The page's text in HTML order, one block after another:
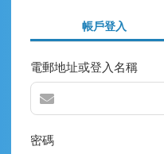
帳戶登入
電郵地址或登入名稱
密碼